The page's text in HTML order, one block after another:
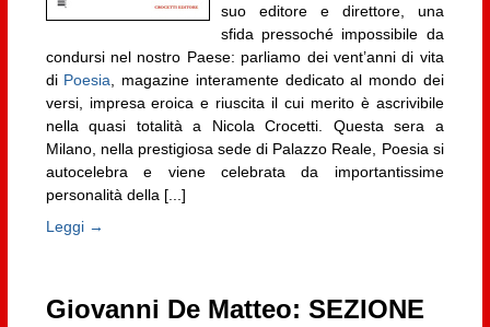
suo editore e direttore, una
sfida pressoché impossibile da
condursi nel nostro Paese: parliamo dei vent’anni di vita
di Poesia , magazine interamente dedicato al mondo dei
versi, impresa eroica e riuscita il cui merito è ascrivibile
nella quasi totalità a Nicola Crocetti. Questa sera a
Milano, nella prestigiosa sede di Palazzo Reale, Poesia si
autocelebra e viene celebrata da importantissime
personalità della [...]
Leggi →
Giovanni De Matteo: SEZIONE